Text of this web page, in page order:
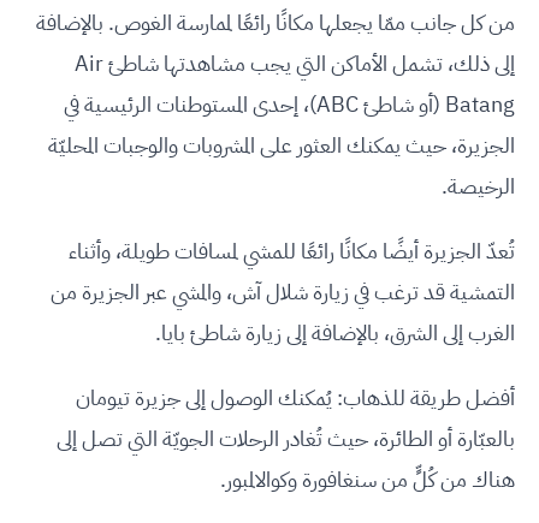
من كل جانب ممّا يجعلها مكانًا رائعًا لممارسة الغوص. بالإضافة
إلى ذلك، تشمل الأماكن التي يجب مشاهدتها شاطئ Air
Batang (أو شاطئ ABC)، إحدى المستوطنات الرئيسية في
الجزيرة، حيث يمكنك العثور على المشروبات والوجبات المحليّة
الرخيصة.
تُعدّ الجزيرة أيضًا مكانًا رائعًا للمشي لمسافات طويلة، وأثناء
التمشية قد ترغب في زيارة شلال آش، والمشي عبر الجزيرة من
الغرب إلى الشرق، بالإضافة إلى زيارة شاطئ بايا.
أفضل طريقة للذهاب: يُمكنك الوصول إلى جزيرة تيومان
بالعبّارة أو الطائرة، حيث تُغادر الرحلات الجويّة التي تصل إلى
هناك من كُلٍّ من سنغافورة وكوالالمبور.